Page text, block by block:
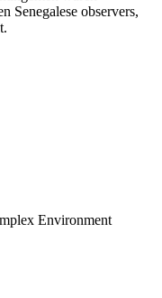
Senegalese observers,
Environment